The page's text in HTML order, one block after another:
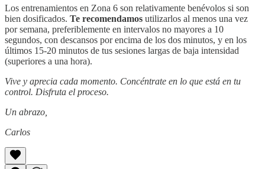
Los entrenamientos en Zona 6 son relativamente benévolos si son
bien dosificados. Te recomendamos utilizarlos al menos una vez
por semana, preferiblemente en intervalos no mayores a 10
segundos, con descansos por encima de los dos minutos, y en los
últimos 15-20 minutos de tus sesiones largas de baja intensidad
(superiores a una hora).
Vive y aprecia cada momento. Concéntrate en lo que está en tu
control. Disfruta el proceso.
Un abrazo,
Carlos